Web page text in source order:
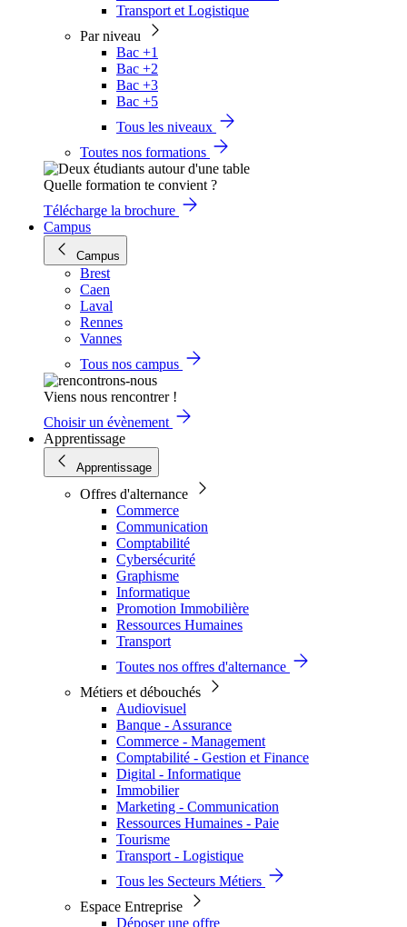
Transport et Logistique
Par niveau
Bac +1
Bac +2
Bac +3
Bac +5
Tous les niveaux
Toutes nos formations
Quelle formation te convient ?
Télécharge la brochure
Campus
Campus
Brest
Caen
Laval
Rennes
Vannes
Tous nos campus
Viens nous rencontrer !
Choisir un évènement
Apprentissage
Apprentissage
Offres d'alternance
Commerce
Communication
Comptabilité
Cybersécurité
Graphisme
Informatique
Promotion Immobilière
Ressources Humaines
Transport
Toutes nos offres d'alternance
Métiers et débouchés
Audiovisuel
Banque - Assurance
Commerce - Management
Comptabilité - Gestion et Finance
Digital - Informatique
Immobilier
Marketing - Communication
Ressources Humaines - Paie
Tourisme
Transport - Logistique
Tous les Secteurs Métiers
Espace Entreprise
Déposer une offre